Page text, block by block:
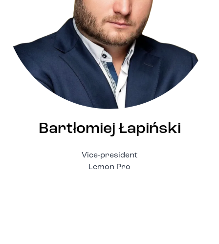
Bartłomiej Łapiński
Vice-president
Lemon Pro